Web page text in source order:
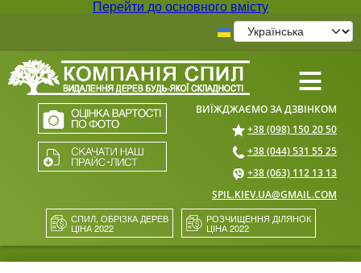
Перейти до основного вмісту
≡
+38 (098) 150 20 50
+38 (044) 531 55 25
+38 (063) 112 13 13
SPIL.KIEV.UA@GMAIL.COM
СПИЛ, ОБРІЗКА ДЕРЕВ
ЦІНА 2022
РОЗЧИЩЕННЯ ДІЛЯНОК
ЦІНА 2022